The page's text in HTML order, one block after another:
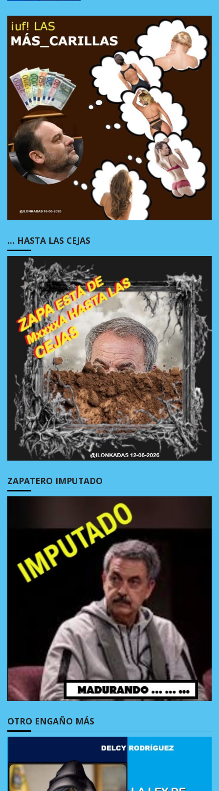
… HASTA LAS CEJAS
ZAPATERO IMPUTADO
OTRO ENGAÑO MÁS